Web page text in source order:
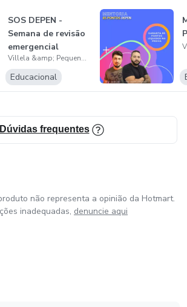
SOS DEPEN -
Semana de revisão
emergencial
Villela &amp; Pequeno LTDA
Educacional
Dúvidas frequentes
não representa a opinião da Hotmart.
inadequadas, denuncie aqui